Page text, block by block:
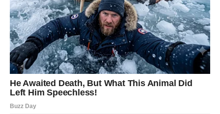
kipućom vodom ili mlijekom kako bi sačuvao svoja
svojstva. Uživanje u kvascu može se poboljšati
dodavanjem meda, kakaa ili voća, čime ga činite još
ukusnijim i korisnijim. Također, konzumacija kvasca može
pomoći u jačanju imunološkog sistema, poboljšanju
probave i opštem osjećaju blagostanja.